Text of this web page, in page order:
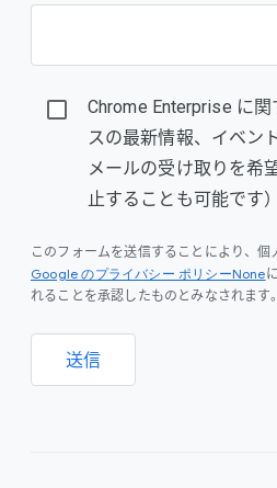
Chrome Enterprise に
スの最新情報、イベン
メールの受け取りを希
止することも可能です）
このフォームを送信することにより、個
Google のプライバシー ポリシーNone
れることを承認したものとみなされます。
送信